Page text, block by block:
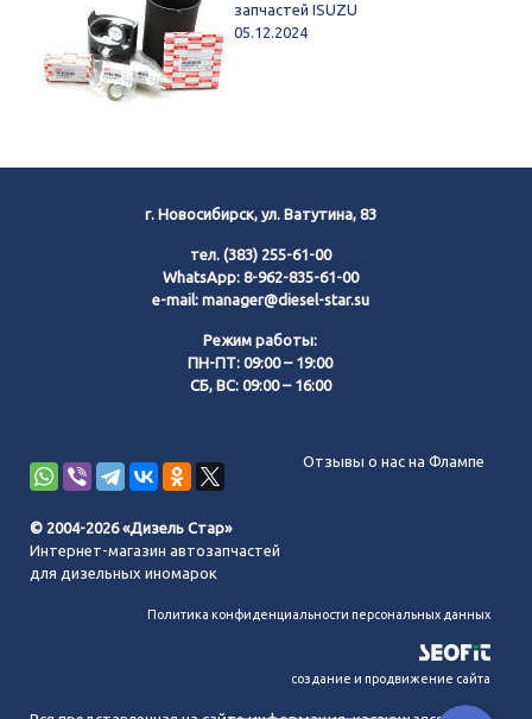
запчастей ISUZU
05.12.2024
г. Новосибирск, ул. Ватутина, 83
тел. (383) 255-61-00
WhatsApp: 8-962-835-61-00
e-mail: manager@diesel-star.su
Режим работы:
ПН-ПТ: 09:00 – 19:00
СБ, ВС: 09:00 – 16:00
Отзывы о нас на Флампе
© 2004-2026 «Дизель Стар»
Интернет-магазин автозапчастей
для дизельных иномарок
Политика конфиденциальности персональных данных
создание и продвижение сайта